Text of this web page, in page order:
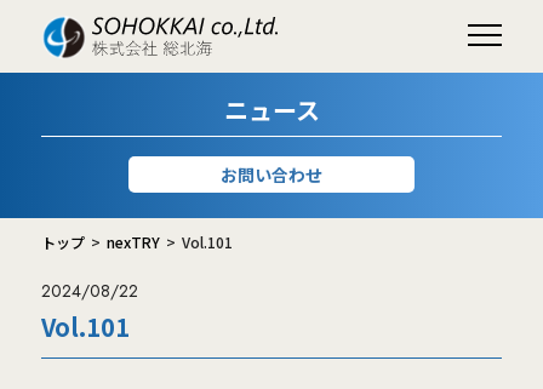
ニュース
お問い合わせ
トップ nexTRY Vol.101
2024/08/22
Vol.101